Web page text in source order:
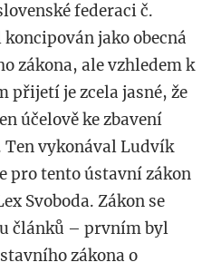
federaci č.
koncipován jako obecná
zákona, ale vzhledem k
přijetí je zcela jasné, že
účelově ke zbavení
vykonával Ludvík
pro tento ústavní zákon
Svoboda. Zákon se
článků – prvním byl
zákona o